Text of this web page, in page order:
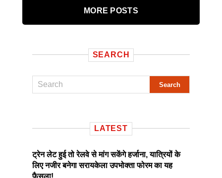
MORE POSTS
SEARCH
LATEST
ट्रेन लेट हुई तो रेलवे से मांग सकेंगे हर्जाना, यात्रियों के
लिए नजीर बनेगा सरायकेला उपभोक्ता फोरम का यह
फैसला!